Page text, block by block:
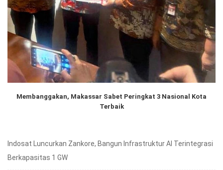
Membanggakan, Makassar Sabet Peringkat 3 Nasional Kota
Terbaik
Indosat Luncurkan Zankore, Bangun Infrastruktur AI Terintegrasi
Berkapasitas 1 GW